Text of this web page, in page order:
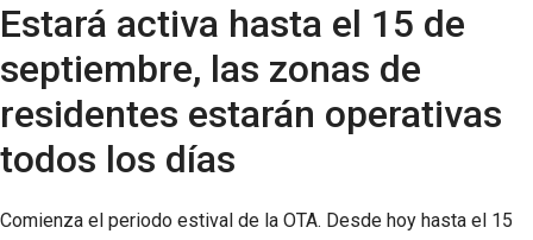
Estará activa hasta el 15 de
septiembre, las zonas de
residentes estarán operativas
todos los días
Comienza el periodo estival de la OTA. Desde hoy hasta el 15